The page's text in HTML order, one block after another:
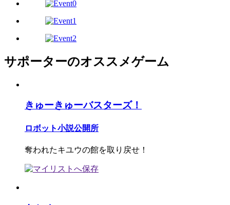
サポーターのオススメゲーム
きゅーきゅーバスターズ！
ロボット小説公開所
奪われたキユウの館を取り戻せ！